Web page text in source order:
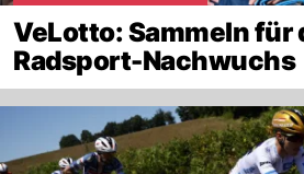
VeLotto: Sammeln für
Radsport-Nachwuchs